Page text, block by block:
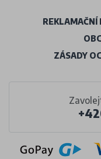
REKLAMAČNÍ
ZÁSADY